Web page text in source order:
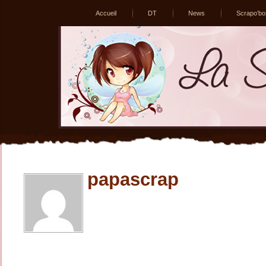
Accueil DT News
papascrap